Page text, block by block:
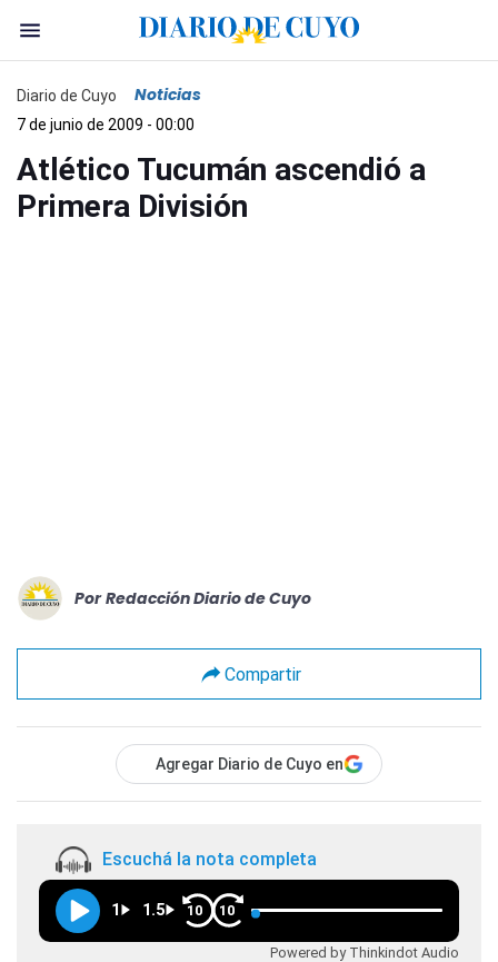
Diario de Cuyo Noticias
7 de junio de 2009 - 00:00
Atlético Tucumán ascendió a
Primera División
Por Redacción Diario de Cuyo
Compartir
Agregar Diario de Cuyo en
Escuchá la nota completa
1 1.5 10 10
Powered by Thinkindot Audio